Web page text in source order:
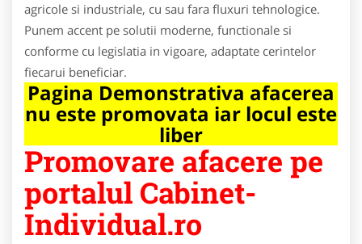
agricole si industriale, cu sau fara fluxuri tehnologice.
Punem accent pe solutii moderne, functionale si
conforme cu legislatia in vigoare, adaptate cerintelor
fiecarui beneficiar.
Pagina Demonstrativa afacerea
nu este promovata iar locul este
liber
Promovare afacere pe
portalul Cabinet-
Individual.ro